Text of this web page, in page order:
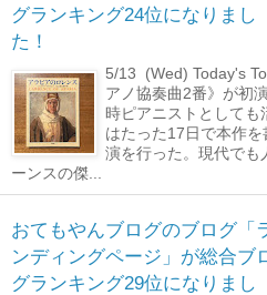
グランキング24位になりまし
た！
5/13 (Wed) Today's
アノ協奏曲2番》が初
時ピアニストとしても
はたった17日で本作
演を行った。現代でも
ーンスの傑...
おてもやんブログのブログ「
ンディングページ」が総合ブ
グランキング29位になりまし